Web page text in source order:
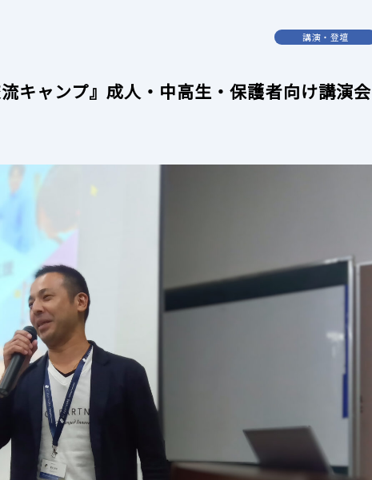
講演・登壇
キャンプ』成人・中高生・保護者向け講演会